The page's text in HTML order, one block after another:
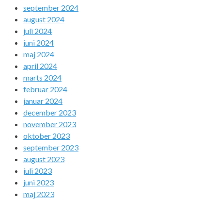
september 2024
august 2024
juli 2024
juni 2024
maj 2024
april 2024
marts 2024
februar 2024
januar 2024
december 2023
november 2023
oktober 2023
september 2023
august 2023
juli 2023
juni 2023
maj 2023